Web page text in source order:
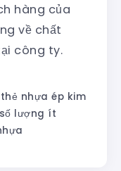
hàng của
về chất
công ty.
nhựa ép kim
lượng ít